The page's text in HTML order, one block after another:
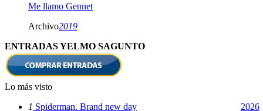
Me llamo Gennet
Archivo2019
ENTRADAS YELMO SAGUNTO
Lo más visto
1 Spiderman. Brand new day
2026